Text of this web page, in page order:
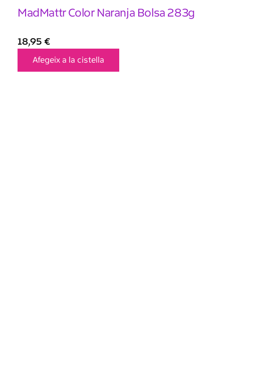
MadMattr Color Naranja Bolsa 283g
18,95 €
Afegeix a la cistella